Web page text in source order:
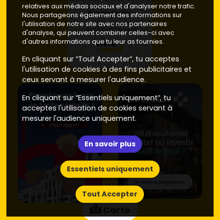
facile aux bassins d'emploi et aux écoles privées.
Fourchette du neuf souvent à 5 100–6 200 €/m²
avec un bon ratio surface/extérieur.
Limite Prades-le-Lez et Clapiers(programmes
voisins) : alternative si l'offre se fait attendre sur
Saint-Clément. Compte environ4 800–6 000 €/m²
en fonction des prestations.
Ces fourchettes évoluent selon la phase commerciale,
l'étage, l'orientation, la taille de la terrasse et le nombre
de stationnements. Là encore, pense à surveiller les
disponibilités surVivre dans le neufpour repérer les
opportunités dès leur lancement.
Neuf vs ancien : confort, coûts et
Comparer le neuf et l'ancien te permet de faire un choix
Neuf: en 2024–2025, la plupart des programmes
relatives aux médias sociaux et d'analyser notre trafic.
Nous partageons également des informations sur
l'utilisation de notre site avec nos partenaires
d'analyse, qui peuvent combiner celles-ci avec
d'autres informations que tu leur as fournies.
En cliquant sur “Tout Accepter”, tu acceptes
l'utilisation de cookies à des fins publicitaires et
ceux servant à mesurer l'audience.
En cliquant sur “Essentiels uniquement”, tu
acceptes l'utilisation de cookies servant à
mesurer l'audience uniquement.
En savoir plus
Essentiels uniquement
Tout Accepter